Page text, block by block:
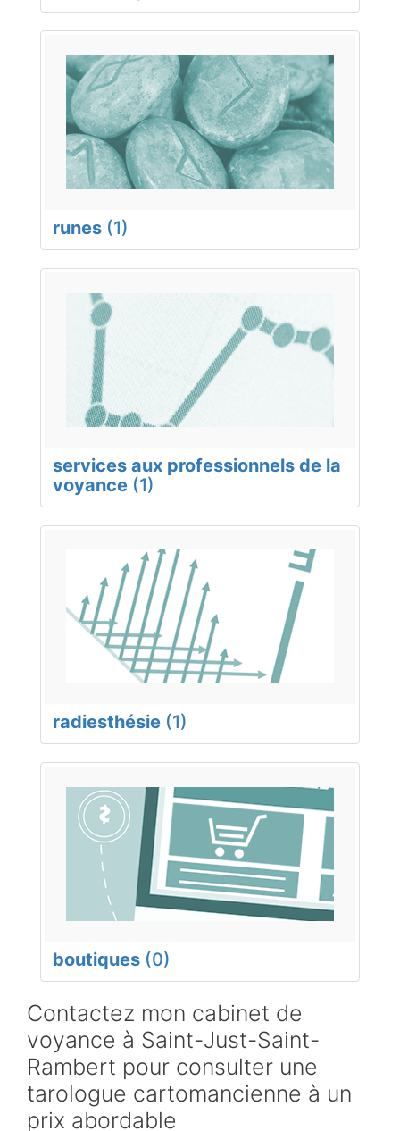
runes (1)
services aux professionnels de la
voyance (1)
radiesthésie (1)
boutiques (0)
Contactez mon cabinet de
voyance à Saint-Just-Saint-
Rambert pour consulter une
tarologue cartomancienne à un
prix abordable